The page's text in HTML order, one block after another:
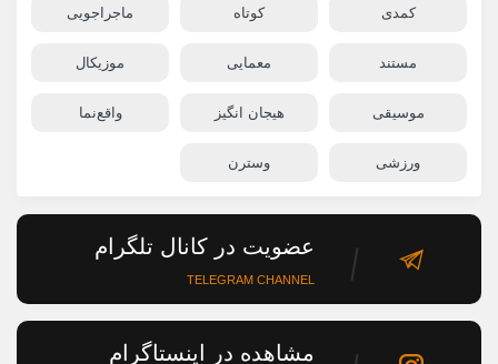
کمدی کوتاه ماجراجویی
مستند معمایی موزیکال
موسیقی هیجان انگیز واقع‌نما
ورزشی وسترن
عضویت در کانال تلگرام
TELEGRAM CHANNEL
مشاهده در اینستاگرام